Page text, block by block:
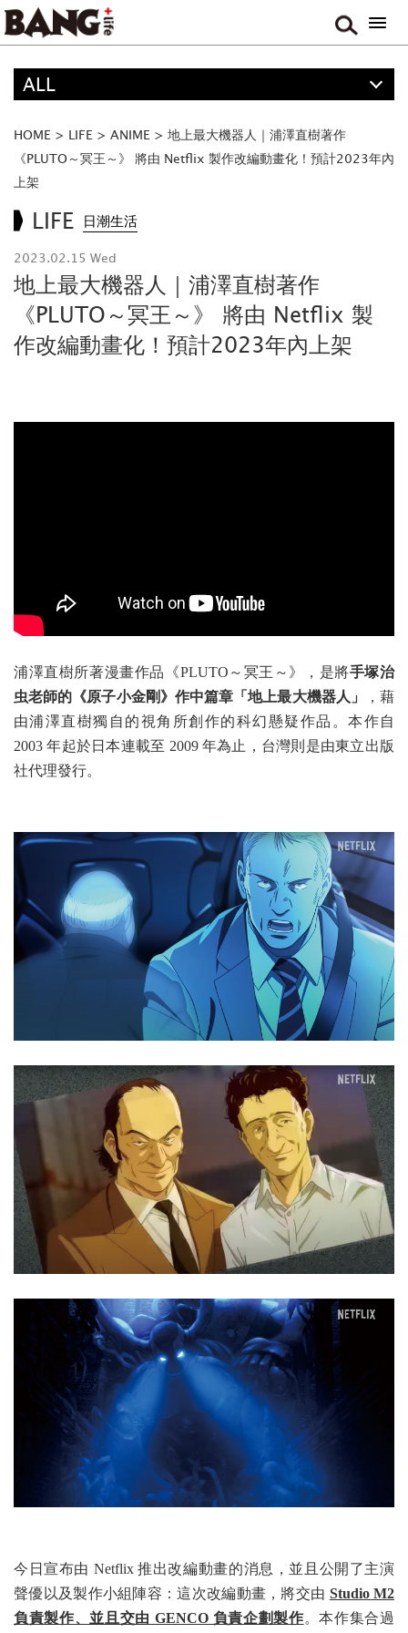
ALL
FOOD
TRAVEL
MUSIC
GAME
HOME > LIFE > ANIME > 地上最大機器人｜浦澤直樹著作
《PLUTO～冥王～》 將由 Netflix 製作改編動畫化！預計2023年內
上架
LIFE 日潮生活
2023.02.15 Wed
地上最大機器人｜浦澤直樹著作
《PLUTO～冥王～》 將由 Netflix 製
作改編動畫化！預計2023年內上架
浦澤直樹所著漫畫作品《PLUTO～冥王～》，是將手塚治
虫老師的《原子小金剛》作中篇章「地上最大機器人」
，藉
由浦澤直樹獨自的視角所創作的科幻懸疑作品。本作自
2003 年起於日本連載至 2009 年為止，台灣則是由東立出版
社代理發行。
今日宣布由 Netflix 推出改編動畫的消息，並且公開了主演
聲優以及製作小組陣容：這次改編動畫，將交由 Studio M2
負責製作、並且交由 GENCO 負責企劃製作。本作集合過